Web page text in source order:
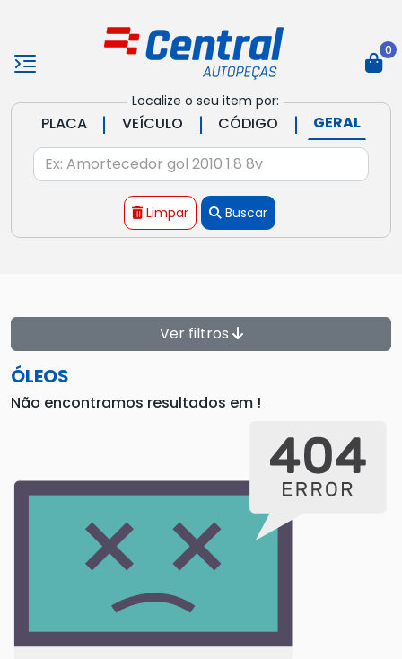
Localize o seu item por:
PLACA | VEÍCULO | CÓDIGO | GERAL
Limpar Buscar
0
Ver filtros
ÓLEOS
Não encontramos resultados em !